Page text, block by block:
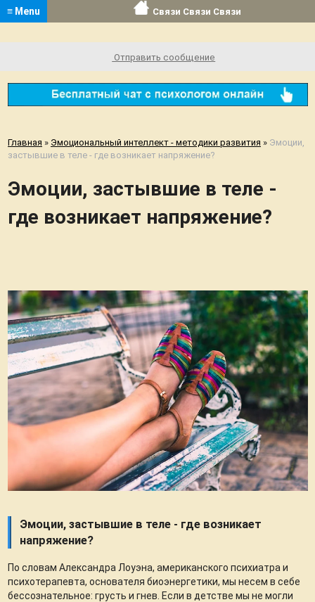
≡ Menu Связи Связи Связи
Отправить сообщение
Главная » Эмоциональный интеллект - методики развития » Эмоции,
застывшие в теле - где возникает напряжение?
Эмоции, застывшие в теле -
где возникает напряжение?
Эмоции, застывшие в теле - где возникает
напряжение?
По словам Александра Лоуэна, американского психиатра и
психотерапевта, основателя биоэнергетики, мы несем в себе
бессознательное: грусть и гнев. Если в детстве мы не могли